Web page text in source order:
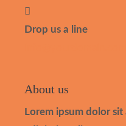
Drop us a line
About us
Lorem ipsum dolor